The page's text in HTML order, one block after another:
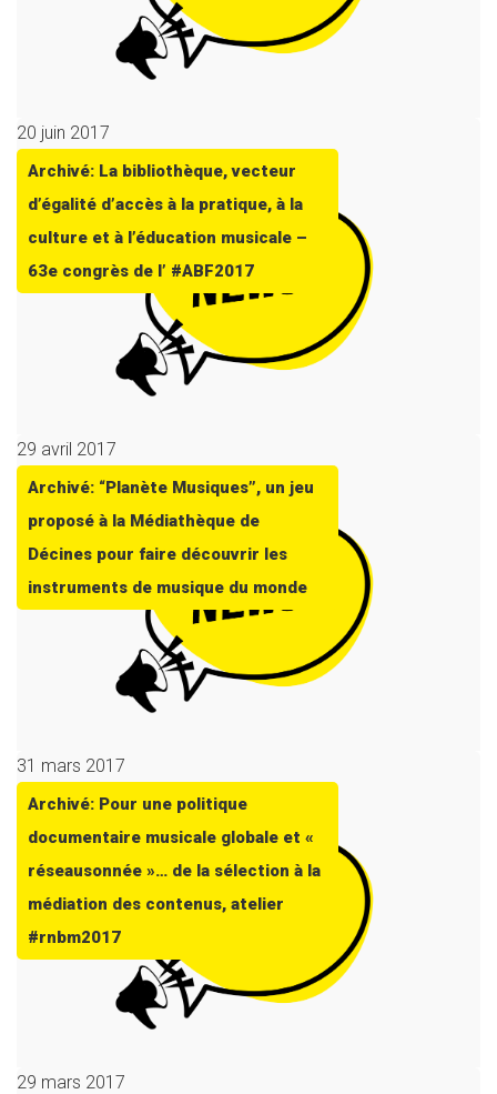
20 juin 2017
Archivé: La bibliothèque, vecteur
d’égalité d’accès à la pratique, à la
culture et à l’éducation musicale –
63e congrès de l’ #ABF2017
29 avril 2017
Archivé: “Planète Musiques”, un jeu
proposé à la Médiathèque de
Décines pour faire découvrir les
instruments de musique du monde
31 mars 2017
Archivé: Pour une politique
documentaire musicale globale et «
réseausonnée »… de la sélection à la
médiation des contenus, atelier
#rnbm2017
29 mars 2017